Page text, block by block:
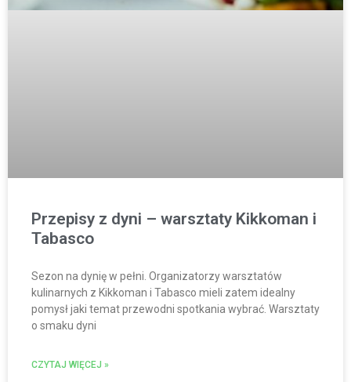
Przepisy z dyni – warsztaty Kikkoman i
Tabasco
Sezon na dynię w pełni. Organizatorzy warsztatów
kulinarnych z Kikkoman i Tabasco mieli zatem idealny
pomysł jaki temat przewodni spotkania wybrać. Warsztaty
o smaku dyni
CZYTAJ WIĘCEJ »